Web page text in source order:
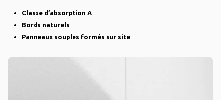
Classe d’absorption A
Bords naturels
Panneaux souples formés sur site